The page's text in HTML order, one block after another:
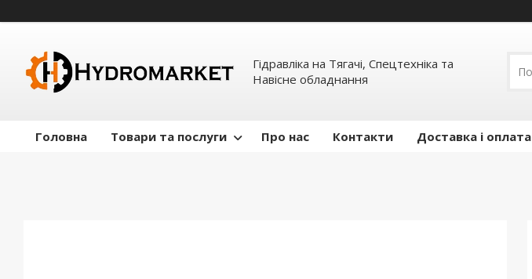
Гідравліка на Тягачі, Спецтехніка та
Навісне обладнання
Головна Товари та послуги Про нас Контакти Доставка і оплата